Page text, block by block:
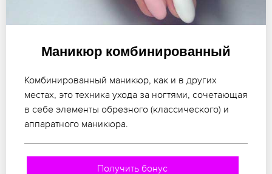
Маникюр комбинированный
Комбинированный маникюр, как и в других
местах, это техника ухода за ногтями, сочетающая
в себе элементы обрезного (классического) и
аппаратного маникюра.
Получить бонус